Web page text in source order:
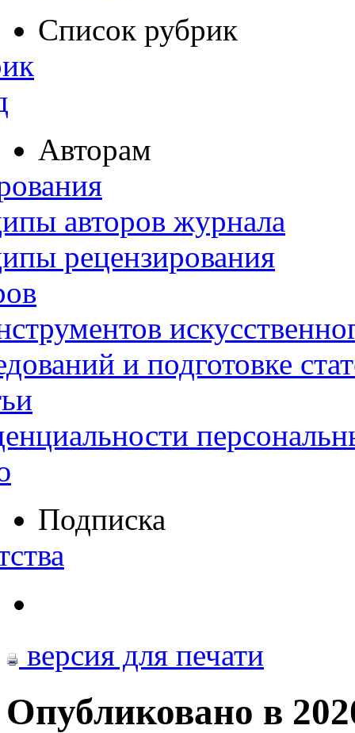
Список рубрик
Авторам
авторов журнала
рецензирования
и подготовке
Подписка
версия для печати
Опубликовано в